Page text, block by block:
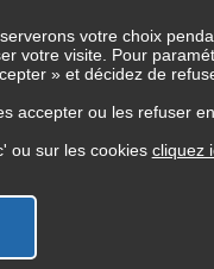
votre choix
votre visite. Pour
» et décidez de
accepter ou les refuser
ou sur les cookies cliquez